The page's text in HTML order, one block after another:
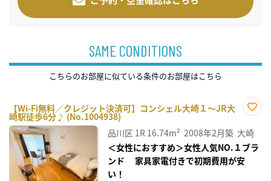
SAME CONDITIONS
こちらのお部屋に似ている条件のお部屋はこちら
【Wi-Fi無料／クレジット決済可】コンシェル大崎１～JR大
崎駅徒歩6分♪ (No.1004938)
に入
り登
録
品川区 1R 16.74m² 2008年2月築 大崎
＜女性におすすめ＞女性人気NO.１ブラ
ンド 家具家電付きで初期費用が安
い！